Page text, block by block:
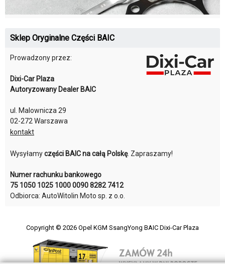
Sklep Oryginalne Części BAIC
Prowadzony przez:
Dixi-Car Plaza
Autoryzowany Dealer BAIC
ul. Malownicza 29
02-272 Warszawa
kontakt
Wysyłamyczęści BAIC na całą Polskę. Zapraszamy!
Numer rachunku bankowego
75 1050 1025 1000 0090 8282 7412
Odbiorca: AutoWitolin Moto sp. z o.o.
Copyright © 2026 Opel KGM SsangYong BAIC Dixi-Car Plaza